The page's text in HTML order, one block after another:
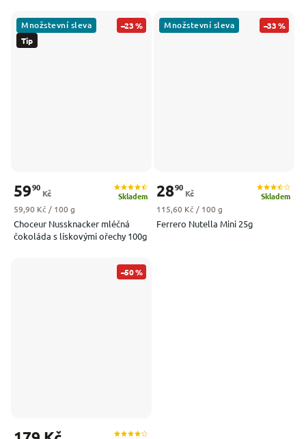
Tip
Množstevní sleva –23 %
Choceur Nussknacker mléčná
čokoláda s lískovými ořechy 100g
Skladem
5990
Kč
Měrná cena:
59,90 Kč / 100 g
Množstevní sleva –33 %
Ferrero Nutella Mini 25g
Skladem
2890
Kč
Měrná cena:
115,60 Kč / 100 g
–50 %